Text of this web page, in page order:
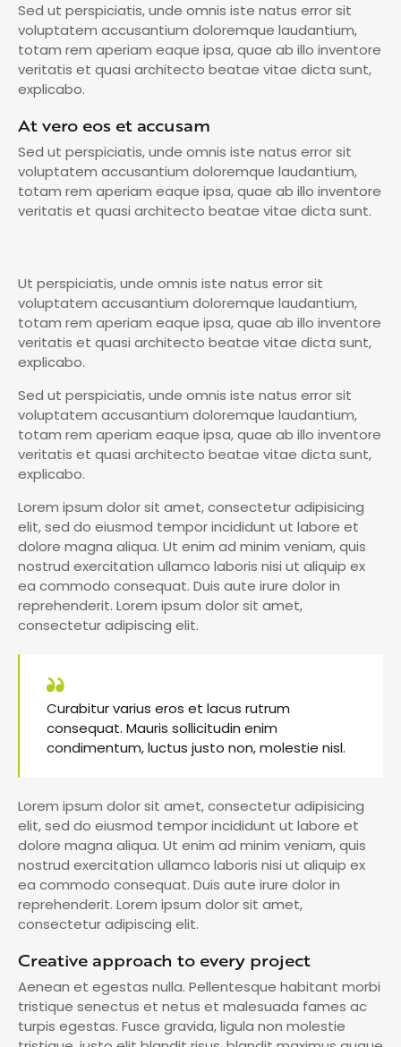
Sed ut perspiciatis, unde omnis iste natus error sit
voluptatem accusantium doloremque laudantium,
totam rem aperiam eaque ipsa, quae ab illo inventore
veritatis et quasi architecto beatae vitae dicta sunt,
explicabo.
At vero eos et accusam
Sed ut perspiciatis, unde omnis iste natus error sit
voluptatem accusantium doloremque laudantium,
totam rem aperiam eaque ipsa, quae ab illo inventore
veritatis et quasi architecto beatae vitae dicta sunt.
Ut perspiciatis, unde omnis iste natus error sit
voluptatem accusantium doloremque laudantium,
totam rem aperiam eaque ipsa, quae ab illo inventore
veritatis et quasi architecto beatae vitae dicta sunt,
explicabo.
Sed ut perspiciatis, unde omnis iste natus error sit
voluptatem accusantium doloremque laudantium,
totam rem aperiam eaque ipsa, quae ab illo inventore
veritatis et quasi architecto beatae vitae dicta sunt,
explicabo.
Lorem ipsum dolor sit amet, consectetur adipisicing
elit, sed do eiusmod tempor incididunt ut labore et
dolore magna aliqua. Ut enim ad minim veniam, quis
nostrud exercitation ullamco laboris nisi ut aliquip ex
ea commodo consequat. Duis aute irure dolor in
reprehenderit. Lorem ipsum dolor sit amet,
consectetur adipiscing elit.
Curabitur varius eros et lacus rutrum
consequat. Mauris sollicitudin enim
condimentum, luctus justo non, molestie nisl.
Lorem ipsum dolor sit amet, consectetur adipisicing
elit, sed do eiusmod tempor incididunt ut labore et
dolore magna aliqua. Ut enim ad minim veniam, quis
nostrud exercitation ullamco laboris nisi ut aliquip ex
ea commodo consequat. Duis aute irure dolor in
reprehenderit. Lorem ipsum dolor sit amet,
consectetur adipiscing elit.
Creative approach to every project
Aenean et egestas nulla. Pellentesque habitant morbi
tristique senectus et netus et malesuada fames ac
turpis egestas. Fusce gravida, ligula non molestie